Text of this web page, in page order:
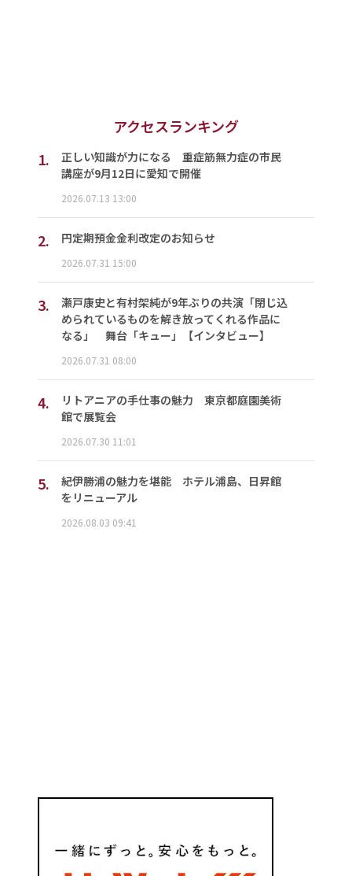
アクセスランキング
1.
正しい知識が力になる 重症筋無力症の市民
講座が9月12日に愛知で開催
2026.07.13 13:00
2. 円定期預金金利改定のお知らせ
2026.07.31 15:00
3.
瀬戸康史と有村架純が9年ぶりの共演「閉じ込
められているものを解き放ってくれる作品に
なる」 舞台「キュー」【インタビュー】
2026.07.31 08:00
4.
リトアニアの手仕事の魅力 東京都庭園美術
館で展覧会
2026.07.30 11:01
5.
紀伊勝浦の魅力を堪能 ホテル浦島、日昇館
をリニューアル
2026.08.03 09:41